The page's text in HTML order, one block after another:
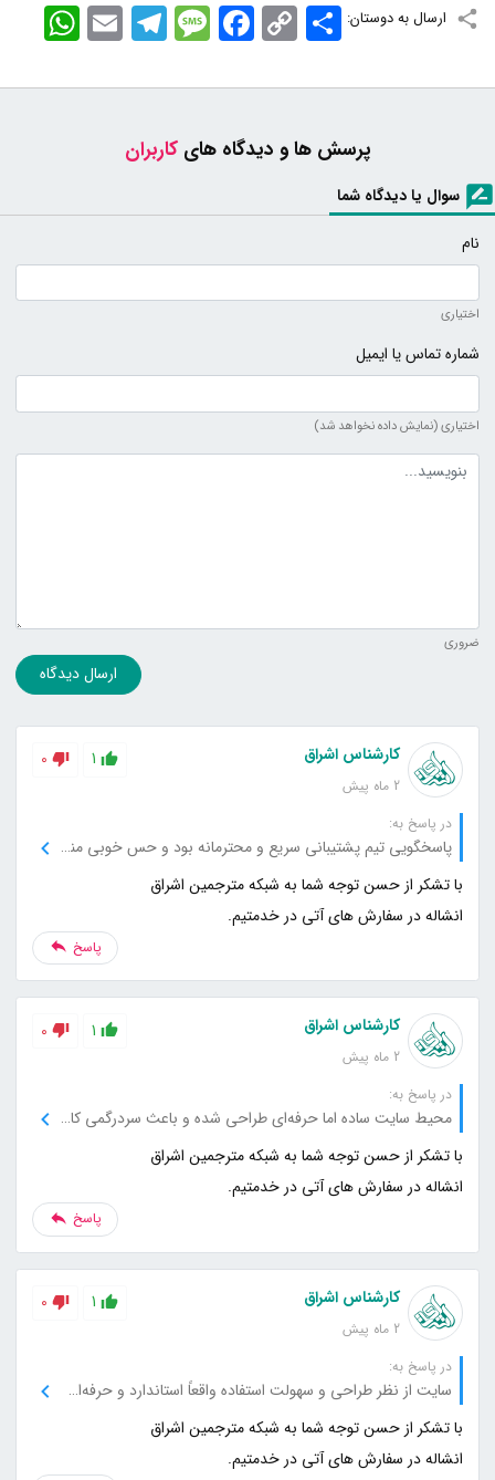
ارسال به دوستان: WhatsApp EmailTelegramMessageFacebook Copy
Link
اشتراک
پرسش ها و دیدگاه هایکاربران
سوال یا دیدگاه شما
نام
اختیاری
شماره تماس یا ایمیل
اختیاری (نمایش داده نخواهد شد)
متن دیدگاه
ضروری
ارسال دیدگاه
کارشناس اشراق
2 ماه پیش
1
0
در پاسخ به:
پاسخگویی تیم پشتیبانی سریع و محترمانه بود و حس خوبی منتقل می‌کرد.
انشاله در سفارش های آتی در خدمتیم.
پاسخ
کارشناس اشراق
2 ماه پیش
1
0
در پاسخ به:
محیط سایت ساده اما حرفه‌ای طراحی شده و باعث سردرگمی کاربر نمی‌شود.
انشاله در سفارش های آتی در خدمتیم.
پاسخ
کارشناس اشراق
2 ماه پیش
1
0
در پاسخ به:
سایت از نظر طراحی و سهولت استفاده واقعاً استاندارد و حرفه‌ای است.
انشاله در سفارش های آتی در خدمتیم.